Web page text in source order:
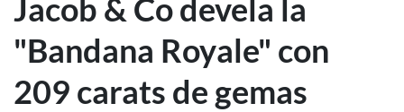
Jacob & Co devela la
"Bandana Royale" con
209 carats de gemas